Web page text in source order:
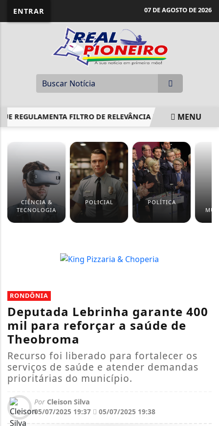
ENTRAR 07 DE AGOSTO DE 2026
REGULAMENTA FILTRO DE RELEVÂNCIA DE RECURSOMENU
CIÊNCIA &
TECNOLOGIA
POLICIAL POLÍTICA
RONDÔNIA
Deputada Lebrinha garante 400
mil para reforçar a saúde de
Theobroma
Recurso foi liberado para fortalecer os
serviços de saúde e atender demandas
prioritárias do município.
Por Cleison Silva
05/07/2025 19:37
05/07/2025 19:38